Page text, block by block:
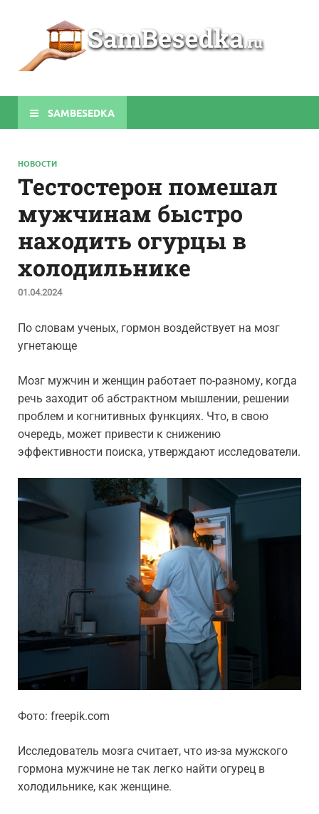
SAMBESEDKA
НОВОСТИ
Тестостерон помешал
мужчинам быстро
находить огурцы в
холодильнике
01.04.2024
По словам ученых, гормон воздействует на мозг
угнетающе
Мозг мужчин и женщин работает по-разному, когда
речь заходит об абстрактном мышлении, решении
проблем и когнитивных функциях. Что, в свою
очередь, может привести к снижению
эффективности поиска, утверждают исследователи.
Фото: freepik.com
Исследователь мозга считает, что из-за мужского
гормона мужчине не так легко найти огурец в
холодильнике, как женщине.